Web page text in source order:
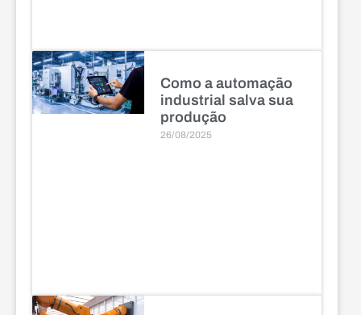
Como a automação
industrial salva sua
produção
26/08/2025